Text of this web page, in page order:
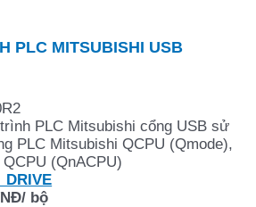
PLC MITSUBISHI USB
PLC Mitsubishi cổng USB sử
PLC Mitsubishi QCPU (Qmode),
(QnACPU)
bộ